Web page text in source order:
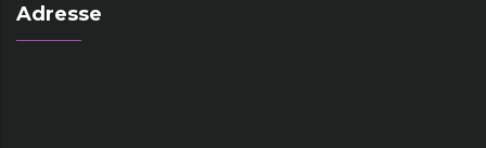
Adresse